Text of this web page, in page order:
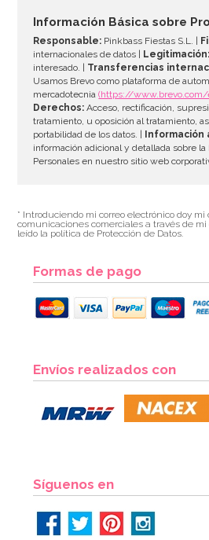
Información Básica sobre
Responsable: Pinkbass Fiestas S.L. |
internacionales de datos |
Legitimación:
interesado. | Transferencias
Usamos Brevo como plataforma de
mercadotecnia(https://
Derechos: Acceso, rectificación,
tratamiento, u oposición al tratamiento,
portabilidad de los datos. |
Información
información adicional y detallada sobre la
Personales en nuestro sitio web
* Introduciendo mi correo electrónico doy
comunicaciones comerciales a través de
leído la política de Protección de Datos.
Formas de pago
Envíos realizados con
Síguenos en